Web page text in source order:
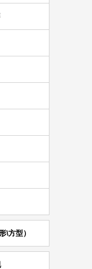
\方型）